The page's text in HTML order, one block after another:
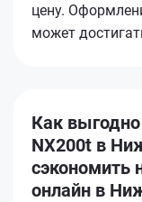
цену.
может
Как
NX200t в
сэкономить
онлайн в